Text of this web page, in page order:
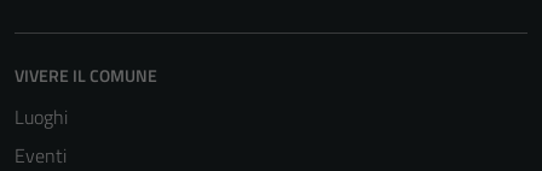
VIVERE IL COMUNE
Luoghi
Eventi